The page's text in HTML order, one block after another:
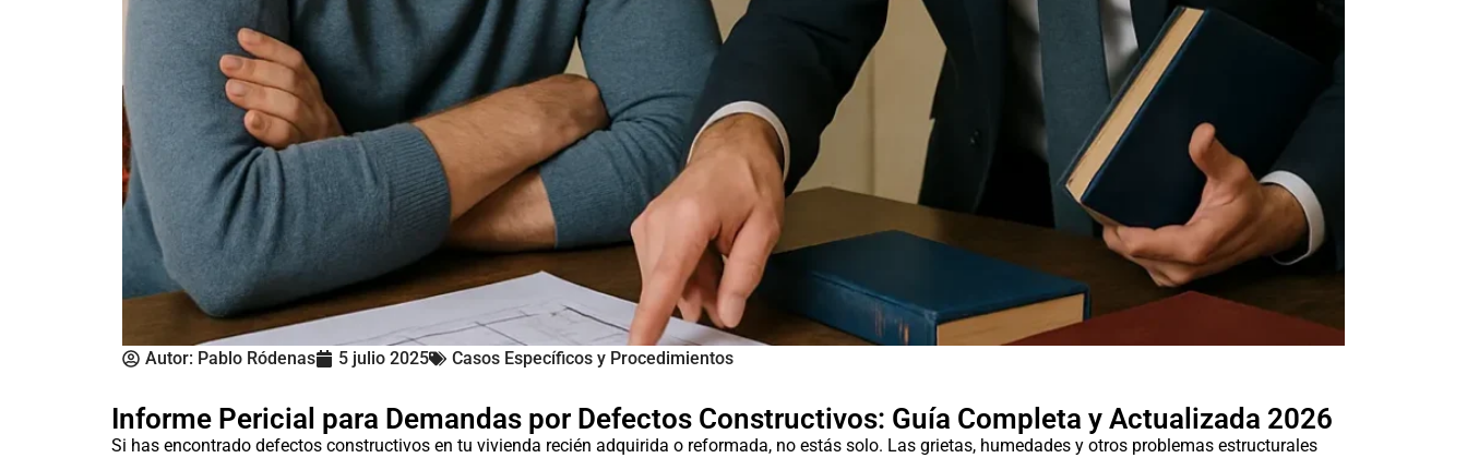
Autor: Pablo Ródenas 5 julio 2025 Casos Específicos y Procedimientos
Informe Pericial para Demandas por Defectos Constructivos: Guía Completa y Actualizada 2026
Si has encontrado defectos constructivos en tu vivienda recién adquirida o reformada, no estás solo. Las grietas, humedades y otros problemas estructurales